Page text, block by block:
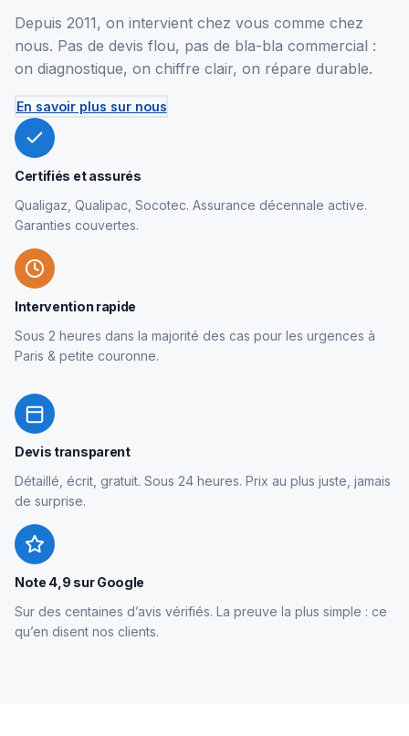
Depuis 2011, on intervient chez vous comme chez
nous. Pas de devis flou, pas de bla-bla commercial :
on diagnostique, on chiffre clair, on répare durable.
En savoir plus sur nous
Certifiés et assurés
Qualigaz, Qualipac, Socotec. Assurance décennale active.
Garanties couvertes.
Intervention rapide
Sous 2 heures dans la majorité des cas pour les urgences à
Paris & petite couronne.
Devis transparent
Détaillé, écrit, gratuit. Sous 24 heures. Prix au plus juste, jamais
de surprise.
Note 4,9 sur Google
Sur des centaines d’avis vérifiés. La preuve la plus simple : ce
qu’en disent nos clients.